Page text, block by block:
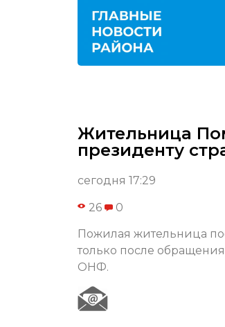
Жительница
президенту
сегодня 17:29
26 0
Пожилая жительница
только после
ОНФ.